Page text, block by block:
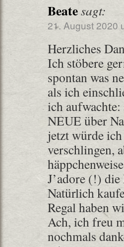
Beatesagt:
21. August 2020
Herzliches
Ich stöbere
spontan was
als ich
ich
NEUE über
jetzt würde
verschlingen,
J’adore (!)
Natürlich
Regal haben
Ach, ich freu
nochmals